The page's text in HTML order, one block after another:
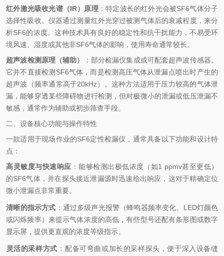
红外激光吸收光谱（IR）原理‌：特定波长的红外光会被SF6气体分子
选择性吸收。仪器通过测量红外光穿过被测气体后的衰减程度，来分
析SF6的浓度。这种技术具有良好的稳定性和抗干扰能力，不易受环
境风速、湿度或其他非SF6气体的影响，使用寿命通常较长。
超声波检测原理（辅助）
‌：部分检漏仪集成或可配套超声波传感器。
它并不直接检测SF6气体，而是检测高压气体从泄漏点喷出时产生的
超声波（频率通常高于20kHz）。这种方法适用于压力较高的气体泄
漏，能够穿透某些障碍物进行检测，但对极微小的泄漏或低压泄漏不
敏感，通常作为辅助或初步筛查手段。
二、设备核心功能与操作特性
一款适用于现场作业的SF6定性检漏仪，通常具备以下功能和设计特
点：
高灵敏度与快速响应 ‌：能够检测出极低浓度（如1 ppmv甚至更低）
的SF6气体，并在探头接近泄漏源时迅速给出响应，这对于精确定位
微小泄漏点非常重要。
清晰的指示方式 ‌：通过多级声光报警（蜂鸣器频率变化、LED灯颜色
或闪烁频率）来提示气体浓度的高低，有些型号还配有条形图或数字
显示屏，提供更直观的浓度等级指示。
灵活的采样方式 ‌：配备可弯曲或加长的采样探头，便于深入设备缝